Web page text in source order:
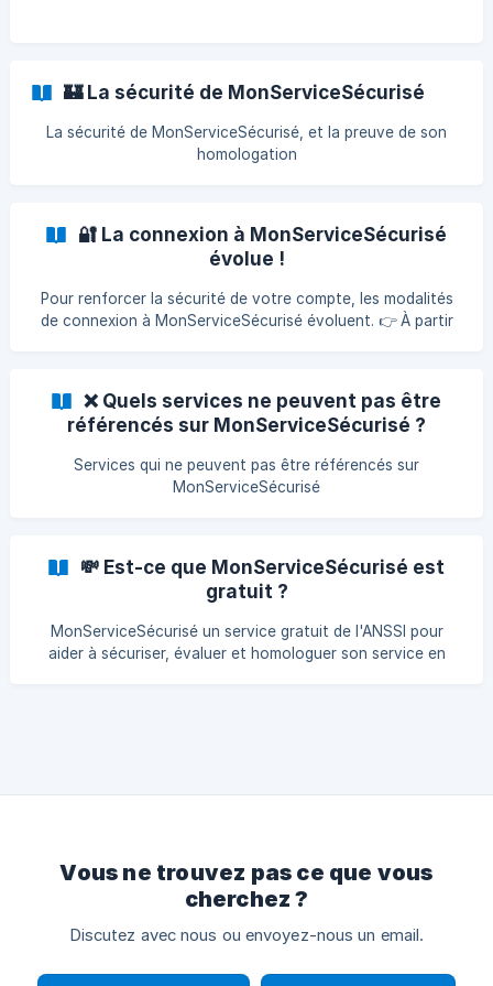
🏰 La sécurité de MonServiceSécurisé
La sécurité de MonServiceSécurisé, et la preuve de son
homologation
🔐 La connexion à MonServiceSécurisé
évolue !
Pour renforcer la sécurité de votre compte, les modalités
de connexion à MonServiceSécurisé évoluent. 👉 À partir
intégrant une authentification multifactorielle (MFA). Etape
1 : Se connecter avec ProConnect Selon votre situation,
ProConnect avec la même adresse e-m
❌ Quels services ne peuvent pas être
référencés sur MonServiceSécurisé ?
Services qui ne peuvent pas être référencés sur
MonServiceSécurisé
💸 Est-ce que MonServiceSécurisé est
gratuit ?
MonServiceSécurisé un service gratuit de l'ANSSI pour
aider à sécuriser, évaluer et homologuer son service en
Vous ne trouvez pas ce que vous
cherchez ?
Discutez avec nous ou envoyez-nous un email.